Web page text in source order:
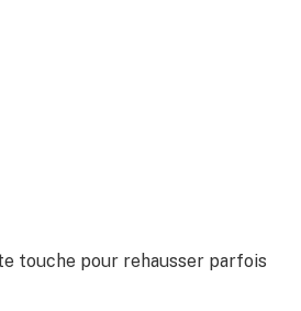
touche pour rehausser parfois